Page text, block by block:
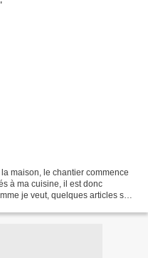
maison, le chantier commence
à ma cuisine, il est donc
je veut, quelques articles sont